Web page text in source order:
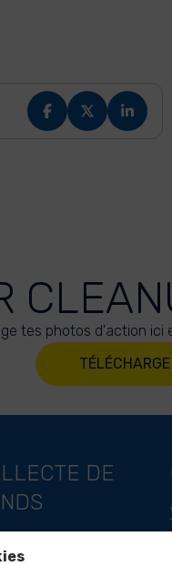
tes photos d'action ici
DE